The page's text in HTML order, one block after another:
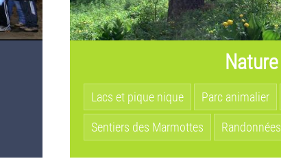
Nature
Lacs et pique nique Parc animalier
Sentiers des Marmottes Randonnées